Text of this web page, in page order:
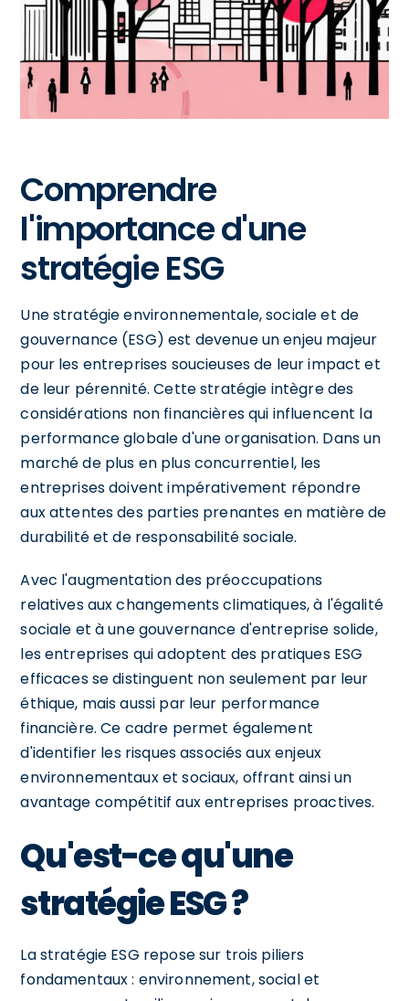
Comprendre
l'importance d'une
stratégie ESG
Une stratégie environnementale, sociale et de
gouvernance (ESG) est devenue un enjeu majeur
pour les entreprises soucieuses de leur impact et
de leur pérennité. Cette stratégie intègre des
considérations non financières qui influencent la
performance globale d'une organisation. Dans un
marché de plus en plus concurrentiel, les
entreprises doivent impérativement répondre
aux attentes des parties prenantes en matière de
durabilité et de responsabilité sociale.
Avec l'augmentation des préoccupations
relatives aux changements climatiques, à l'égalité
sociale et à une gouvernance d'entreprise solide,
les entreprises qui adoptent des pratiques ESG
efficaces se distinguent non seulement par leur
éthique, mais aussi par leur performance
financière. Ce cadre permet également
d'identifier les risques associés aux enjeux
environnementaux et sociaux, offrant ainsi un
avantage compétitif aux entreprises proactives.
Qu'est-ce qu'une
stratégie ESG ?
La stratégie ESG repose sur trois piliers
fondamentaux : environnement, social et